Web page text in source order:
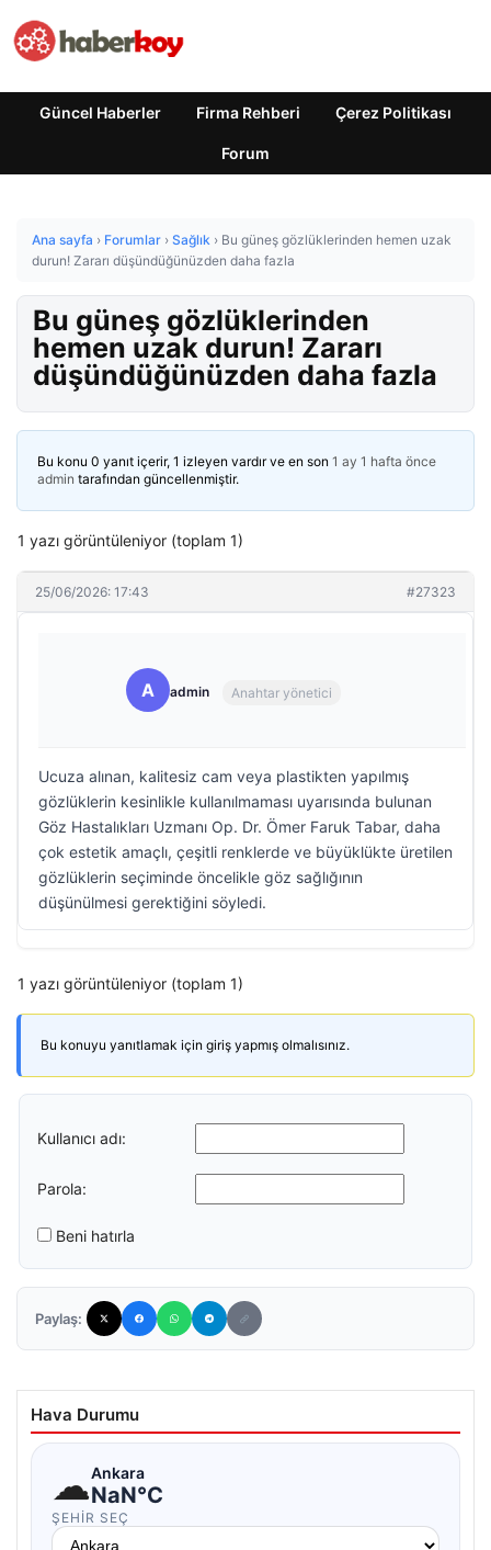
Güncel Haberler Firma Rehberi Çerez Politikası
Forum
Ana sayfa › Forumlar › Sağlık › Bu güneş gözlüklerinden hemen uzak
durun! Zararı düşündüğünüzden daha fazla
Bu güneş gözlüklerinden
hemen uzak durun! Zararı
düşündüğünüzden daha fazla
Bu konu 0 yanıt içerir, 1 izleyen vardır ve en son 1 ay 1 hafta önce
admin tarafından güncellenmiştir.
1 yazı görüntüleniyor (toplam 1)
25/06/2026: 17:43 #27323
A admin Anahtar yönetici
Ucuza alınan, kalitesiz cam veya plastikten yapılmış
gözlüklerin kesinlikle kullanılmaması uyarısında bulunan
Göz Hastalıkları Uzmanı Op. Dr. Ömer Faruk Tabar, daha
çok estetik amaçlı, çeşitli renklerde ve büyüklükte üretilen
gözlüklerin seçiminde öncelikle göz sağlığının
düşünülmesi gerektiğini söyledi.
1 yazı görüntüleniyor (toplam 1)
Bu konuyu yanıtlamak için giriş yapmış olmalısınız.
Kullanıcı adı:
Parola:
Beni hatırla
Paylaş:
Hava Durumu
☁Ankara
NaN°C
ŞEHIR SEÇ